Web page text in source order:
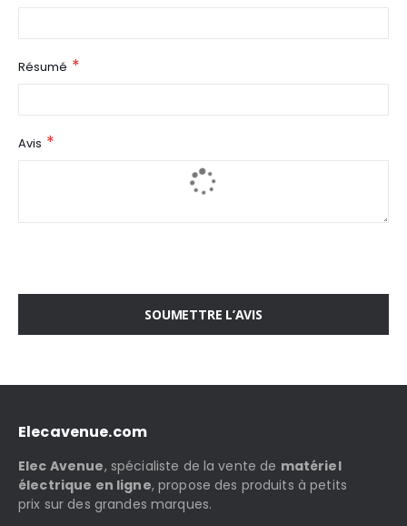
Résumé
Avis
SOUMETTRE L’AVIS
Elecavenue.com
Elec Avenue, spécialiste de la vente de matériel
électrique en ligne, propose des produits à petits
prix sur des grandes marques.